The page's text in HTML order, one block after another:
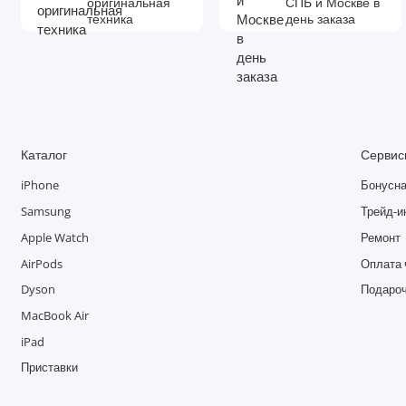
техника
день заказа
Каталог
iPhone
Samsung
Apple Watch
AirPods
Dyson
MacBook Air
iPad
Приставки
Трейд-
Ремонт
Оплата